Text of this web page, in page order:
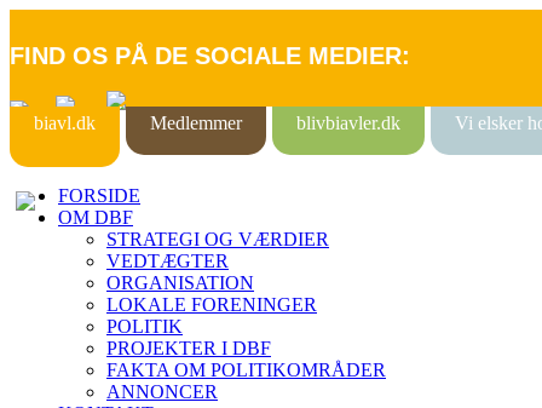
FIND OS PÅ DE SOCIALE MEDIER:
biavl.dk Medlemmer blivbiavler.dk Vi elsker
FORSIDE
OM DBF
STRATEGI OG VÆRDIER
VEDTÆGTER
ORGANISATION
LOKALE FORENINGER
POLITIK
PROJEKTER I DBF
FAKTA OM POLITIKOMRÅDER
ANNONCER